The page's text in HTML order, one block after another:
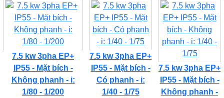
7.5 kw 3pha EP+
IP55 - Mặt bích -
Không phanh - i:
1/80 - 1/200
7.5 kw 3pha EP+
IP55 - Mặt bích -
Có phanh - i:
1/40 - 1/75
7.5 kw 3pha EP+
IP55 - Mặt bích -
Không phanh -